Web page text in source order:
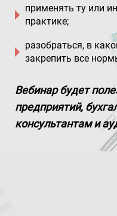
применять ту или
практике;
разобраться, в
закрепить все
Вебинар будет
предприятий,
консультантам и